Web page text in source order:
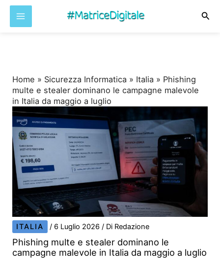
Home » Sicurezza Informatica » Italia » Phishing
multe e stealer dominano le campagne malevole
in Italia da maggio a luglio
ITALIA / 6 Luglio 2026/ Di Redazione
Phishing multe e stealer dominano le
campagne malevole in Italia da maggio a luglio